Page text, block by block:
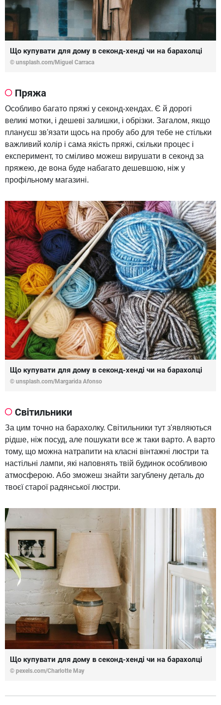
Що купувати для дому в секонд-хенді чи на барахолці
© unsplash.com/Miguel Carraca
Пряжа
Особливо багато пряжі у секонд-хендах. Є й дорогі
великі мотки, і дешеві залишки, і обрізки. Загалом, якщо
плануєш зв'язати щось на пробу або для тебе не стільки
важливий колір і сама якість пряжі, скільки процес і
експеримент, то сміливо можеш вирушати в секонд за
пряжею, де вона буде набагато дешевшою, ніж у
профільному магазині.
Що купувати для дому в секонд-хенді чи на барахолці
© unsplash.com/Margarida Afonso
Світильники
За цим точно на барахолку. Світильники тут з'являються
рідше, ніж посуд, але пошукати все ж таки варто. А варто
тому, що можна натрапити на класні вінтажні люстри та
настільні лампи, які наповнять твій будинок особливою
атмосферою. Або зможеш знайти загублену деталь до
твоєї старої радянської люстри.
Що купувати для дому в секонд-хенді чи на барахолці
© pexels.com/Charlotte May